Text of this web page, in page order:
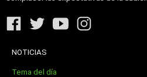
NOTICIAS
Tema del día